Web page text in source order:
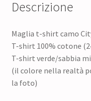
Descrizione
Maglia t-shirt camo
T-shirt 100% cotone
T-shirt verde/sabbia
(il colore nella realtà
la foto)